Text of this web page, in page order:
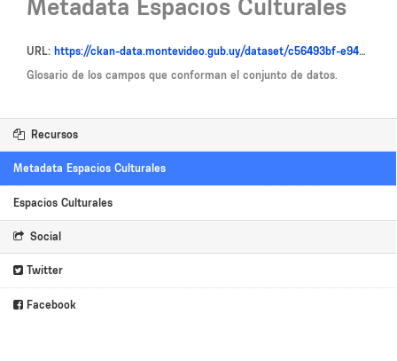
Metadata Espacios Culturales
URL: https://ckan-data.montevideo.gub.uy/dataset/c56493bf-e946-41ba-8b8f-ca2d1c05ef5a/resource/be889743-049e-4f00-ad89-dfcffd7cdb87/download/metadata_espacios_culturales.txt
Glosario de los campos que conforman el conjunto de datos.
Recursos
Metadata Espacios Culturales
Espacios Culturales
Social
Twitter
Facebook